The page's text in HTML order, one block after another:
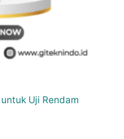
Uji Rendam